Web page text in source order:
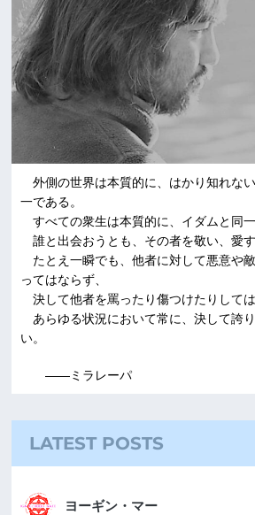
外側の世界は本質的に、はかり知れな
一である。
すべての衆生は本質的に、イダムと同一
誰と出会おうとも、その者を敬い、愛す
たとえ一瞬でも、他者に対して悪意や
ってはならず、
決して他者を罵ったり傷つけたりしては
あらゆる状況において常に、決して誇
い。
――ミラレーパ
LATEST POSTS
ヨーギン・マー